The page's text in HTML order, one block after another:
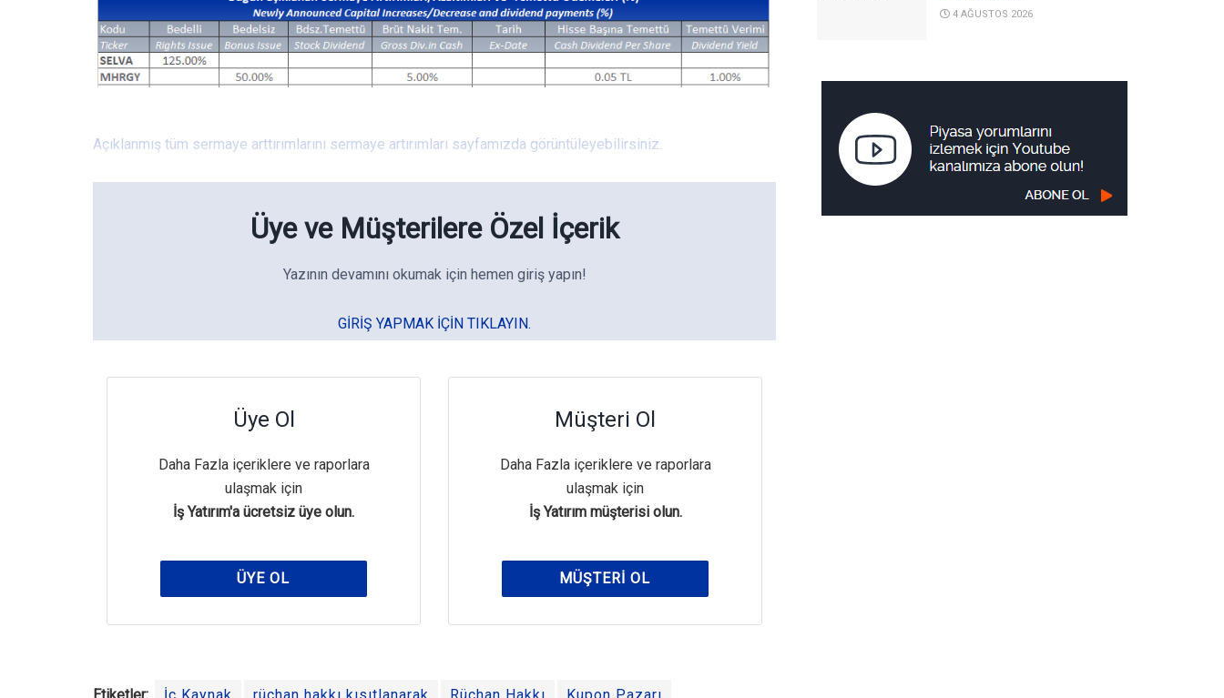
Açıklanmış tüm sermaye arttırımlarını sermaye artırımları sayfamızda görüntüleyebilirsiniz.
Üye ve Müşterilere Özel İçerik
Yazının devamını okumak için hemen giriş yapın!
GIRIŞ YAPMAK IÇIN TIKLAYIN.
Üye Ol
Daha Fazla içeriklere ve raporlara
ulaşmak için
İş Yatırım'a ücretsiz üye olun.
ÜYE OL
Müşteri Ol
Daha Fazla içeriklere ve raporlara
ulaşmak için
İş Yatırım müşterisi olun.
MÜŞTERI OL
4 AĞUSTOS 2026